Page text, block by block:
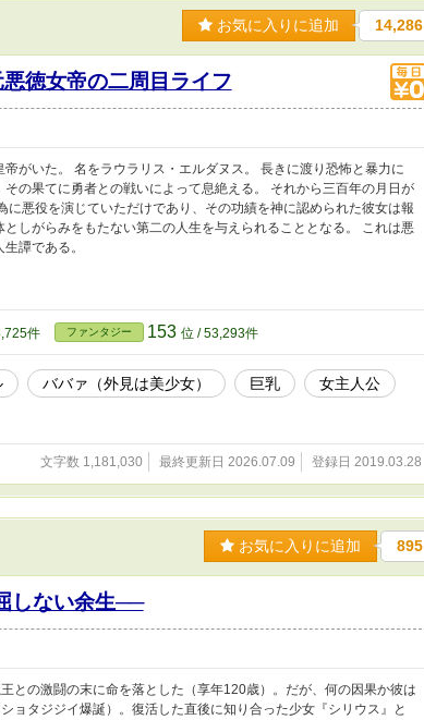
お気に入りに追加 14,286
徳女帝の二周目ライフ
がいた。 名をラウラリス・エルダヌス。 長きに渡り恐怖と暴力に
の果てに勇者との戦いによって息絶える。 それから三百年の月日が
に悪役を演じていただけであり、その功績を神に認められた彼女は報
しがらみをもたない第二の人生を与えられることとなる。 これは悪
譚である。
件 ファンタジー 153 位 / 53,293件
ババァ（外見は美少女） 巨乳
女主人公
文字数 1,181,030 最終更新日 2026.07.09 登録日 2019.03.28
お気に入りに追加 895
しない余生──
との激闘の末に命を落とした（享年120歳）。だが、何の因果か彼は
ョタジジイ爆誕）。復活した直後に知り合った少女『シリウス』と